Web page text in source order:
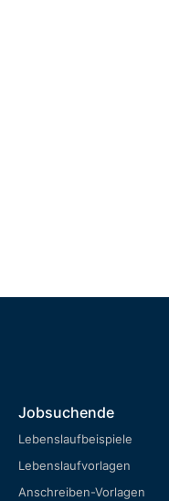
Jobsuchende
Lebenslaufbeispiele
Lebenslaufvorlagen
Anschreiben-Vorlagen